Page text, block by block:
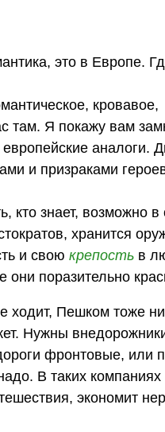
это в Европе.
кровавое,
там. Я покажу вам
аналоги.
и призраками
кто знает, возможно в
хранится
и своюкрепость в
они поразительно
ходит, Пешком тоже ни
Нужны
фронтовые, или
В таких
экономит